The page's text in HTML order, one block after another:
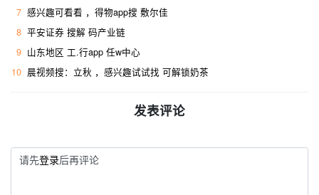
7 感兴趣可看看 ，得物app搜 敷尔佳
8 平安证券 搜解 码产业链
9 山东地区 工.行app 任w中心
10 晨视频搜：立秋 ，感兴趣试试找 可解锁奶茶
发表评论
请先登录后再评论